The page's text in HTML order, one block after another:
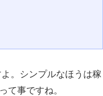
。シンプルなほうは稼
て事ですね。